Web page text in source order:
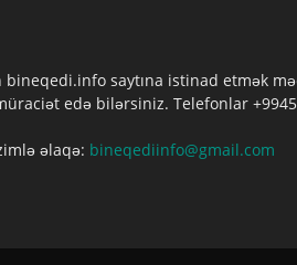
saytına istinad etmək
edə bilərsiniz. Telefonlar
əlaqə: bineqediinfo@gmail.com